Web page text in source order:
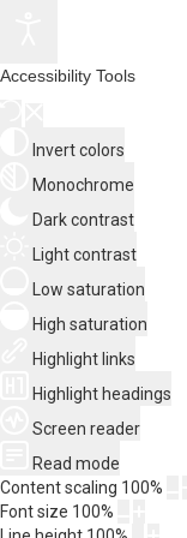
Accessibility Tools
Invert colors
Monochrome
Dark contrast
Light contrast
Low saturation
High saturation
Highlight links
Highlight headings
Screen reader
Read mode
Content scaling 100%
Font size 100%